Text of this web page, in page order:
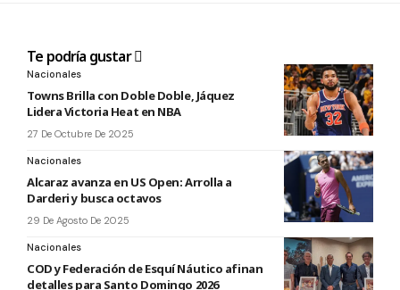
Te podría gustar
Nacionales
Towns Brilla con Doble Doble, Jáquez
Lidera Victoria Heat en NBA
27 De Octubre De 2025
Nacionales
Alcaraz avanza en US Open: Arrolla a
Darderi y busca octavos
29 De Agosto De 2025
Nacionales
COD y Federación de Esquí Náutico afinan
detalles para Santo Domingo 2026